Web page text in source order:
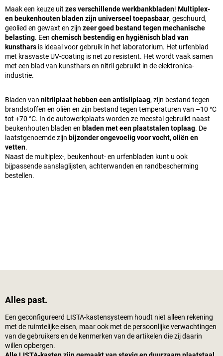
Maak een keuze uit zes verschillende werkbankbladen! Multiplex-
en beukenhouten bladen zijn universeel toepasbaar, geschuurd,
geolied en gewaxt en zijn zeer goed bestand tegen mechanische
belasting. Een chemisch bestendig en hygiënisch blad van
kunsthars is ideaal voor gebruik in het laboratorium. Het urfenblad
met krasvaste UV-coating is net zo resistent. Het wordt vaak samen
met een blad van kunsthars en nitril gebruikt in de elektronica-
industrie.
Bladen van nitrilplaat hebben een antisliplaag, zijn bestand tegen
brandstoffen en oliën en zijn bestand tegen temperaturen van –10 °C
tot +70 °C. In de autowerkplaats worden ze meestal gebruikt naast
beukenhouten bladen en bladen met een plaatstalen toplaag. De
laatstgenoemde zijn bijzonder ongevoelig voor vocht, oliën en
vetten.
Naast de multiplex-, beukenhout- en urfenbladen kunt u ook
bijpassende aanslaglijsten, achterwanden en randbescherming
bestellen.
Alles past.
Een geconfigureerd LISTA-kastensysteem houdt niet alleen rekening
met de ruimtelijke eisen, maar ook met de persoonlijke verwachtingen
van de gebruikers en de kenmerken van de artikelen die zij daarin
willen opbergen.